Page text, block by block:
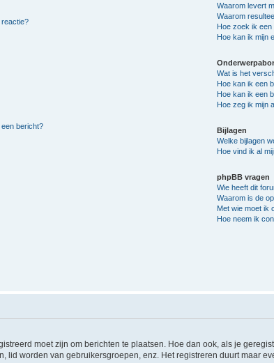
reactie?
bericht?
Waarom levert
Waarom
Hoe zoek ik
Hoe kan ik mijn
Wat is het
Hoe kan ik een
Hoe kan ik een
Hoe zeg ik mijn
Bijlagen
Welke bijlagen
Hoe vind ik al
phpBB vragen
Wie heeft dit
Waarom is de
Met wie moet ik
Hoe neem ik
moet zijn om berichten te plaatsen. Hoe dan ook, als je
lid worden van gebruikersgroepen, enz. Het registreren duurt maar